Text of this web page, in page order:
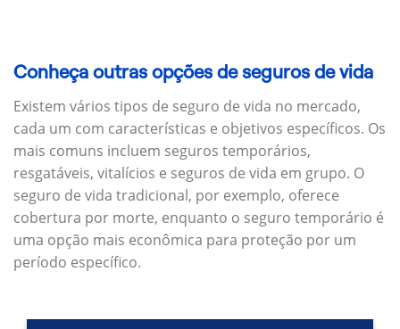
Conheça outras opções de seguros de vida
Existem vários tipos de seguro de vida no mercado,
cada um com características e objetivos específicos. Os
mais comuns incluem seguros temporários,
resgatáveis, vitalícios e seguros de vida em grupo. O
seguro de vida tradicional, por exemplo, oferece
cobertura por morte, enquanto o seguro temporário é
uma opção mais econômica para proteção por um
período específico.